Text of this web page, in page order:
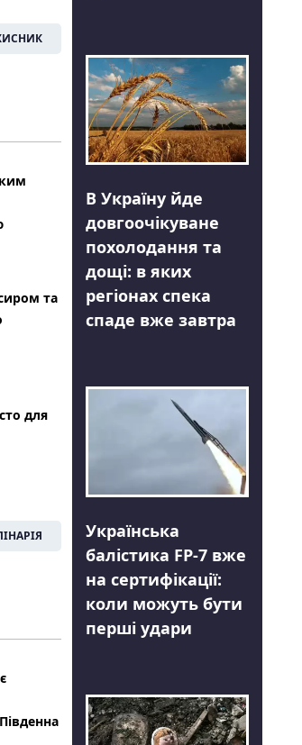
та
для
В Україну йде
довгоочікуване
похолодання та
дощі: в яких
регіонах спека
спаде вже завтра
Українська
балістика FP-7 вже
на сертифікації:
коли можуть бути
перші удари